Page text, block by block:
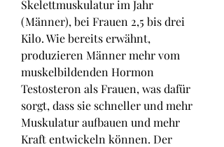
Skelettmuskulatur im Jahr
(Männer), bei Frauen 2,5 bis drei
Kilo. Wie bereits erwähnt,
produzieren Männer mehr vom
muskelbildenden Hormon
Testosteron als Frauen, was dafür
sorgt, dass sie schneller und mehr
Muskulatur aufbauen und mehr
Kraft entwickeln können. Der